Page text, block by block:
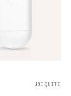
UBIQUITI